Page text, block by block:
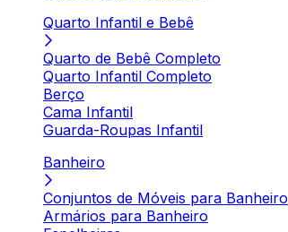
Quarto Infantil e Bebê
Quarto de Bebê Completo
Quarto Infantil Completo
Berço
Cama Infantil
Guarda-Roupas Infantil
Banheiro
Conjuntos de Móveis para Banheiro
Armários para Banheiro